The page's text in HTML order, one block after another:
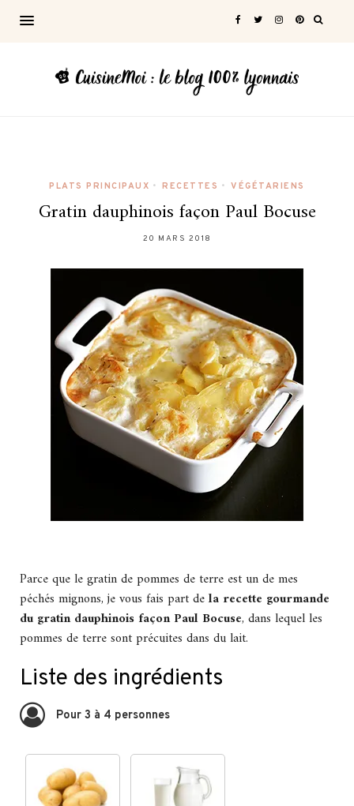
PLATS PRINCIPAUX • RECETTES • VÉGÉTARIENS
Gratin dauphinois façon Paul Bocuse
20 MARS 2018
Parce que le gratin de pommes de terre est un de mes
péchés mignons, je vous fais part dela recette gourmande
du gratin dauphinois façon Paul Bocuse, dans lequel les
pommes de terre sont précuites dans du lait.
Liste des ingrédients
Pour 3 à 4 personnes